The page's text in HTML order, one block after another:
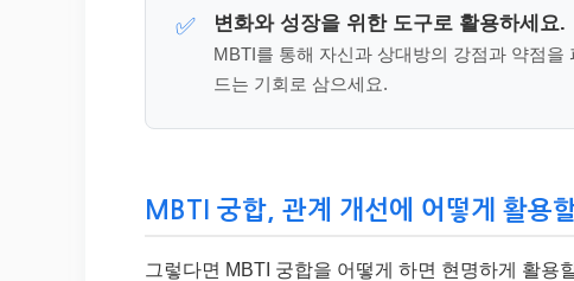
✅ 변화와 성장을 위한 도구로 활용하세요.
MBTI를 통해 자신과 상대방의 강점과 약점
드는 기회로 삼으세요.
MBTI 궁합, 관계 개선에 어떻게 활용
그렇다면 MBTI 궁합을 어떻게 하면 현명하게 활용